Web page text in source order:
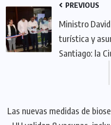
PREVIOUS
Ministro
turística y
Santiago: la
Las nuevas medidas de